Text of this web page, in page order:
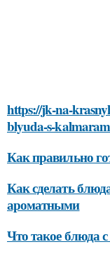
https://jk-na-
blyuda-s-
Как правильно
Как сделать
ароматными
Что такое блюда